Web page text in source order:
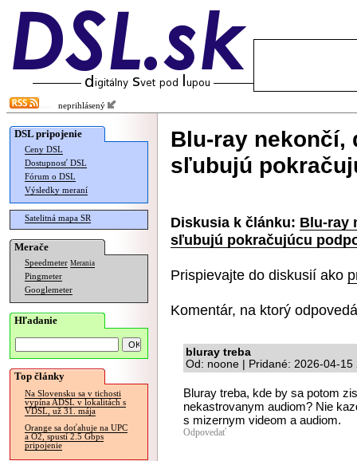
neprihlásený
DSL pripojenie
Ceny DSL
Dostupnosť DSL
Fórum o DSL
Výsledky meraní
Satelitná mapa SR
Merače
Speedmeter Merania
Pingmeter
Googlemeter
Hľadanie
Top články
Na Slovensku sa v tichosti
vypína ADSL v lokalitách s
VDSL, už 31. mája
Orange sa doťahuje na UPC
a O2, spustí 2.5 Gbps
pripojenie
Blu-ray nekončí,
sľubujú
Diskusia k článku: Blu-ray
sľubujú pokračujúcu
Prispievajte do diskusií ako
Komentár, na ktorý
bluray treba
Od: noone | Pridané: 2026-04-15
Bluray treba, kde by sa potom
nekastrovanym audiom? Nie
s mizernym videom a audiom.
Odpovedať